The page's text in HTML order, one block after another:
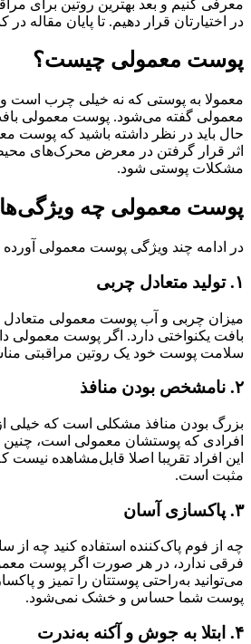
معرفی کنیم و بعد بهترین روتین برای
در اختیارتان قرار دهیم. تا پایان مقاله در
پوست معمولی چیست؟
معمولا به پوستی که نه خیلی چرب
معمولی گفته می‌شود. پوست معمولی
حال باید در نظر داشته باشید که پوست
اثر قرار گرفتن در معرض محرک‌های
مشکلات پوستی شود.
پوست معمولی چه
در ادامه چند ویژگی پوست معمولی
۱. تولید متعادل چربی
میزان چربی و آب پوست معمولی متعادل
بافت یکنواختی دارد. اگر پوست معمولی
سلامت پوست خود یک روتین مراقبتی
۲. نامشخص بودن منافذ
بزرگ بودن منافذ مشکلی است که خیلی از
افرادی که پوستشان معمولی است، چنین
این افراد تقریبا اصلا قابل‌مشاهده نیست‌
مثبت است.
۳. پاکسازی آسان
چه از فوم پاک‌کننده استفاده کنید چه از
فرقی ندارد، در هر صورت اگر پوست
می‌توانید به‌راحتی پوستتان را تمیز و
پوست شما حساس و خشک نمی‌شود.
۴. ابتلا به جوش و آکنه به‌ندرت